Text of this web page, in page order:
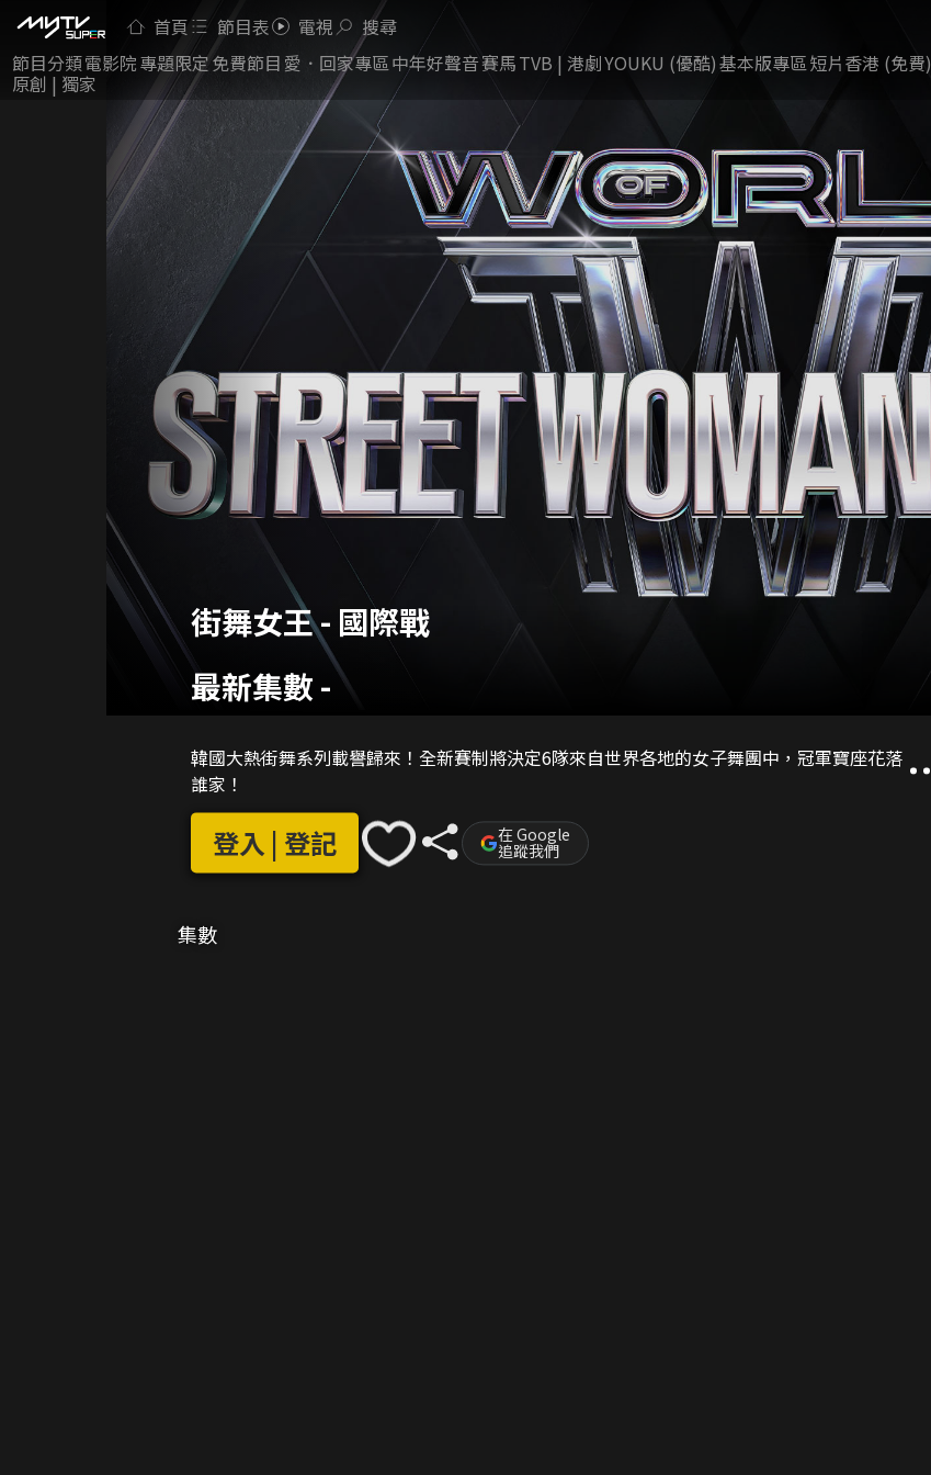
首頁 節目表 電視 搜尋
節目分類電影院專題限定免費節目 愛．回家專區中年好聲音賽馬TVB | 港劇YOUKU (優酷)基本版專區短片香港 (免費)
原創 | 獨家
街舞女王 - 國際戰
最新集數-
韓國大熱街舞系列載譽歸來！全新賽制將決定6隊來自世界各地的女子舞團中，冠軍寶座花落
誰家！
登入 | 登記 在 Google
追蹤我們
集數